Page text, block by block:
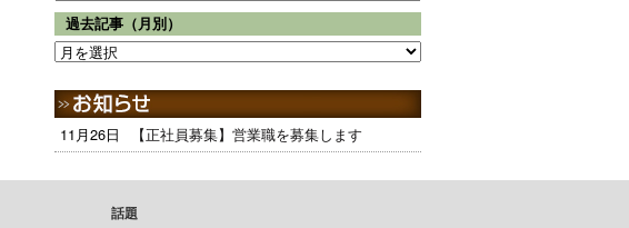
過去記事（月別）
11月26日 【正社員募集】営業職を募集します
話題